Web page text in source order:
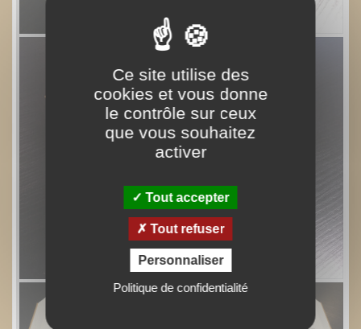
Ce site utilise des
cookies et vous donne
le contrôle sur ceux
que vous souhaitez
activer
Tout accepter
Tout refuser
Personnaliser
Politique de confidentialité